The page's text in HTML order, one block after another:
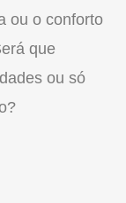
ou o conforto
que
ou só